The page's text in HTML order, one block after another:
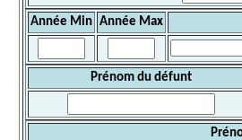
Année Min Année Max
Prénom du défunt